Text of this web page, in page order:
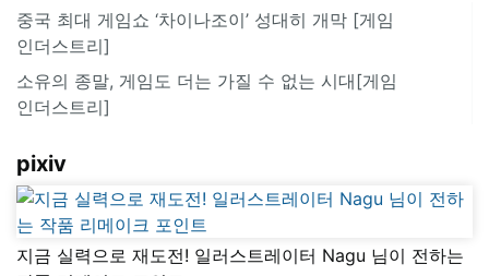
중국 최대 게임쇼 ‘차이나조이’ 성대히 개막 [게임
인더스트리]
소유의 종말, 게임도 더는 가질 수 없는 시대[게임
인더스트리]
pixiv
지금 실력으로 재도전! 일러스트레이터 Nagu 님이 전하는